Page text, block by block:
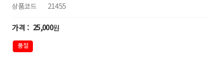
상품코드 21455
25,000원
품절